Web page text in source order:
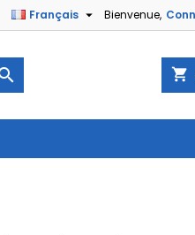
Bienvenue,
Français 
shopping_cart